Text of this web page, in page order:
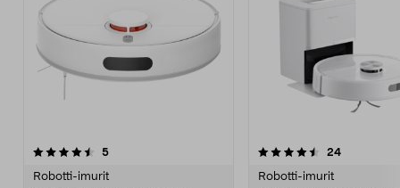
5arvostelut
Robotti-imurit
4.5 viidestä
24arvostelut
Robotti-imurit
5.0 viidestä